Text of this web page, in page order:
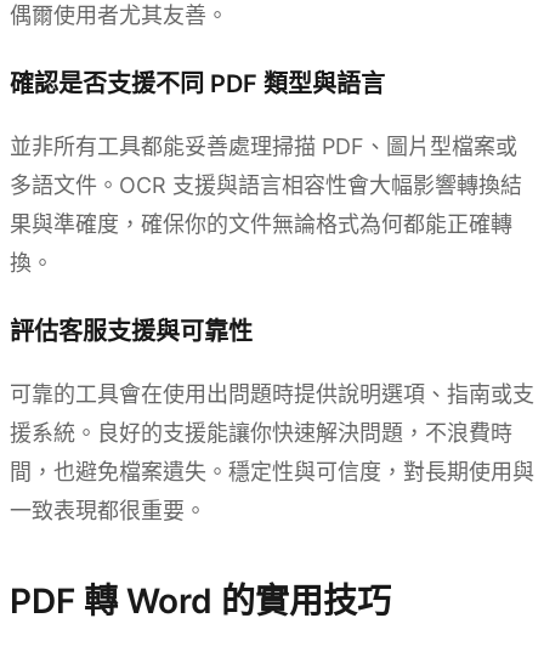
偶爾使用者尤其友善。
確認是否支援不同 PDF 類型與語言
並非所有工具都能妥善處理掃描 PDF、圖片型檔案或
多語文件。OCR 支援與語言相容性會大幅影響轉換結
果與準確度，確保你的文件無論格式為何都能正確轉
換。
評估客服支援與可靠性
可靠的工具會在使用出問題時提供說明選項、指南或支
援系統。良好的支援能讓你快速解決問題，不浪費時
間，也避免檔案遺失。穩定性與可信度，對長期使用與
一致表現都很重要。
PDF 轉 Word 的實用技巧